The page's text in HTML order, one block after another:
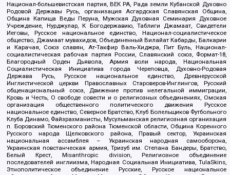
Национал-большевистская партия, ВЕК РА, Рада земли Кубанской Духовно
Родовой Державы Русь, организация Асгардская Славянская Община,
Община Капища Веды Перуна, Мужская Духовная Семинария Духовное
Учреждение, Нурджулар, К Богодержавию, Таблиги Джамаат, Свидетели
Иеговы, Русское национальное единство, Национал-социалистическое
общество, Джамаат мувахидов, Объединенный Вилайат Кабарды, Балкарии
и Карачая, Союз славян, Ат-Такфир Валь-Хиджра, Пит Буль, Национал-
социалистическая рабочая партия России, Славянский союз, Формат-18,
Благородный Орден Дьявола, Армия воли народа, Национальная
Социалистическая Инициатива города Череповца, Духовно-Родовая
Держава Русь, Русское национальное единство, Древнерусской
Инглистической церкви Православных Староверов-Инглингов, Русский
общенациональный союз, Движение против нелегальной иммиграции,
Кровь и Честь, О свободе совести и о религиозных объединениях, Омская
организация общественного политического движения Русское
национальное единство, Северное Братство, Клуб Болельщиков Футбольного
Клуба Динамо, Файзрахманисты, Мусульманская религиозная организация
п. Боровский Тюменского района Тюменской области, Община Коренного
Русского народа Щелковского района, Правый сектор, Украинская
национальная ассамблея – Украинская народная самооборона,
Украинская повстанческая армия, Тризуб им. Степана Бандеры, Братство,
Белый Крест, Misanthropic division, Религиозное объединение
последователей инглиизма, Народная Социальная Инициатива, TulaSkins,
Этнополитическое объединение Русские, Русское национальное